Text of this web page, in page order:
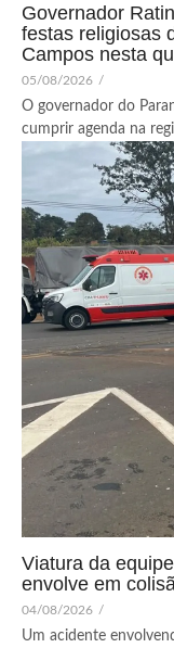
Governador
festas religiosas
Campos nesta
05/08/2026 /
O governador do
cumprir agenda na
Viatura da
envolve em
04/08/2026 /
Um acidente